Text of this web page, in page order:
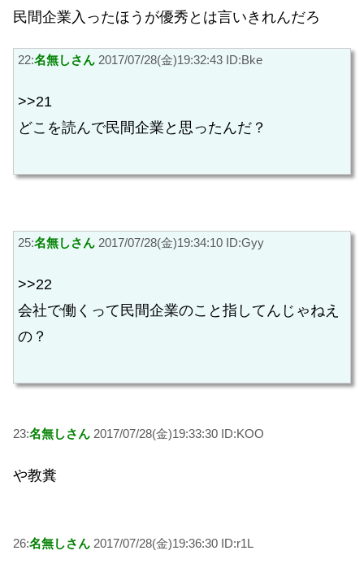
民間企業入ったほうが優秀とは言いきれんだろ
22:名無しさん 2017/07/28(金)19:32:43 ID:Bke
>>21
どこを読んで民間企業と思ったんだ？
25:名無しさん 2017/07/28(金)19:34:10 ID:Gyy
>>22
会社で働くって民間企業のこと指してんじゃねえ
の？
23:名無しさん 2017/07/28(金)19:33:30 ID:KOO
や教糞
26:名無しさん 2017/07/28(金)19:36:30 ID:r1L